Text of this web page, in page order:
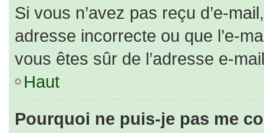
Si vous n’avez pas reçu d’e-
adresse incorrecte ou que l’e-
vous êtes sûr de l’adresse e-
Haut
Pourquoi ne puis-je pas me